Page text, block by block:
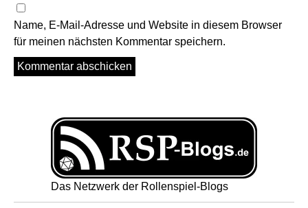
Name, E-Mail-Adresse und Website in diesem Browser
für meinen nächsten Kommentar speichern.
Das Netzwerk der Rollenspiel-Blogs